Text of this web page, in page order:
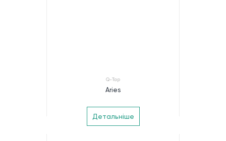
Q-Tap
Aries
Детальніше